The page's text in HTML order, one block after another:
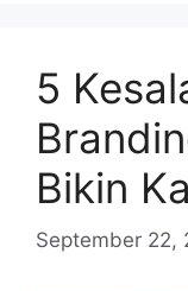
5
Bikin
September 22,